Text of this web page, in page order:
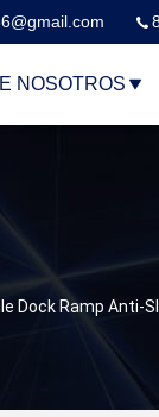
NOSOTROS
Dock Ramp